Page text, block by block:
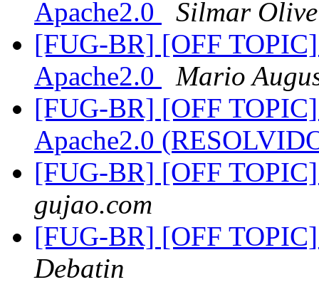
Apache2.0
Silmar
[FUG-BR] [OFF
Apache2.0
Mario
[FUG-BR] [OFF
Apache2.0
[FUG-BR] [OFF
gujao.com
[FUG-BR] [OFF
Debatin